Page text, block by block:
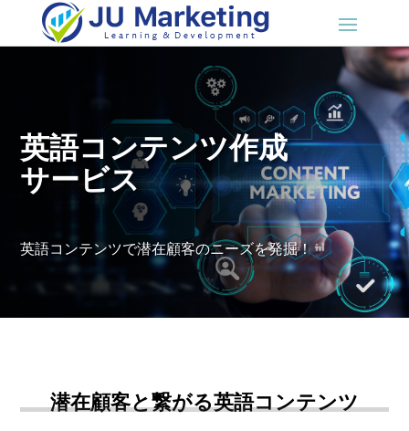
英語コンテンツ作成
サービス
英語コンテンツで潜在顧客のニーズを発掘！
潜在顧客と繋がる英語コンテンツ